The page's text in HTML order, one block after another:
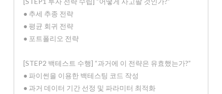
● 추세 추종 전략
● 평균 회귀 전략
● 포트폴리오 전략
[STEP2 백테스트 수행] “과거에 이 전략은 유효했는가?”
● 파이썬을 이용한 백테스팅 코드 작성
● 과거 데이터 기간 선정 및 파라미터 최적화